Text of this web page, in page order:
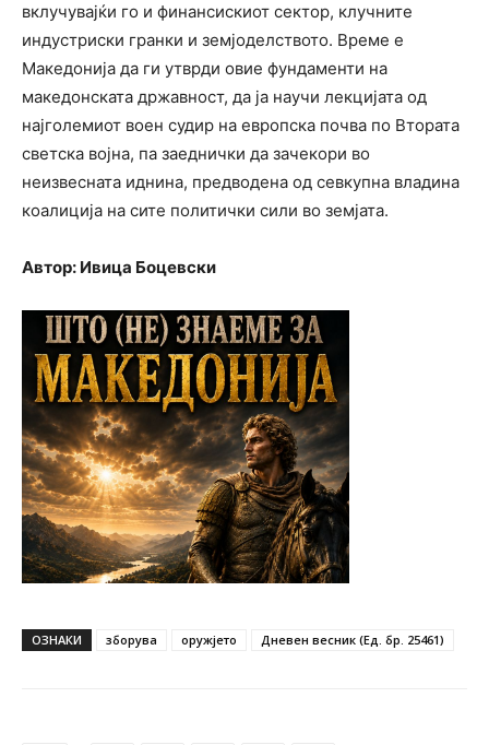
вклучувајќи го и финансискиот сектор, клучните
индустриски гранки и земјоделството. Време е
Македонија да ги утврди овие фундаменти на
македонската државност, да ја научи лекцијата од
најголемиот воен судир на европска почва по Втората
светска војна, па заеднички да зачекори во
неизвесната иднина, предводена од севкупна владина
коалиција на сите политички сили во земјата.
Автор: Ивица Боцевски
ОЗНАКИ зборува оружјето Дневен весник (Ед. бр. 25461)